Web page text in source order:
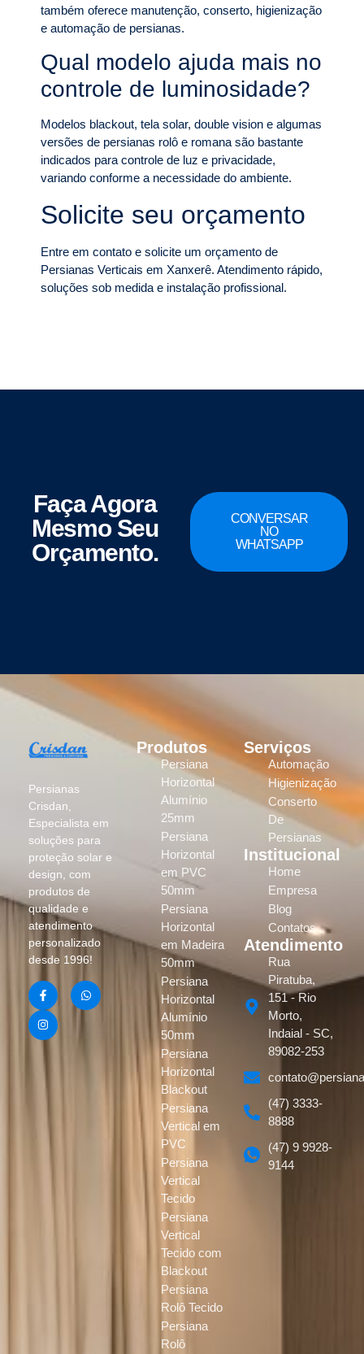
também oferece manutenção, conserto, higienização
e automação de persianas.
Qual modelo ajuda mais no
controle de luminosidade?
Modelos blackout, tela solar, double vision e algumas
versões de persianas rolô e romana são bastante
indicados para controle de luz e privacidade,
variando conforme a necessidade do ambiente.
Solicite seu orçamento
Entre em contato e solicite um orçamento de
Persianas Verticais em Xanxerê. Atendimento rápido,
soluções sob medida e instalação profissional.
Faça Agora
Mesmo Seu
Orçamento.
CONVERSAR
NO
WHATSAPP
Persianas
Crisdan,
Especialista em
soluções para
proteção solar e
design, com
produtos de
qualidade e
atendimento
personalizado
desde 1996!
Produtos
Persiana
Horizontal
Alumínio
25mm
Persiana
Horizontal
em PVC
50mm
Persiana
Horizontal
em Madeira
50mm
Persiana
Horizontal
Alumínio
50mm
Persiana
Horizontal
Blackout
Persiana
Vertical em
PVC
Persiana
Vertical
Tecido
Persiana
Vertical
Tecido com
Blackout
Persiana
Rolô Tecido
Persiana
Rolô
Serviços
Automação
Higienização
Conserto
De
Persianas
Institucional
Home
Empresa
Blog
Contatos
Atendimento
Rua
Piratuba,
151 - Rio
Morto,
Indaial - SC,
89082-253
(47) 3333-
8888
(47) 9 9928-
9144